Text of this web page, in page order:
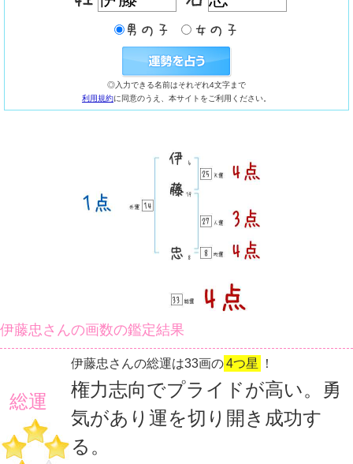
◎入力できる名前はそれぞれ4文字まで
利用規約に同意のうえ、本サイトをご利用ください。
伊藤忠さんの画数の鑑定結果
総運
伊藤忠さんの総運は33画の4つ星 ！
権力志向でプライドが高い。勇
気があり運を切り開き成功す
る。